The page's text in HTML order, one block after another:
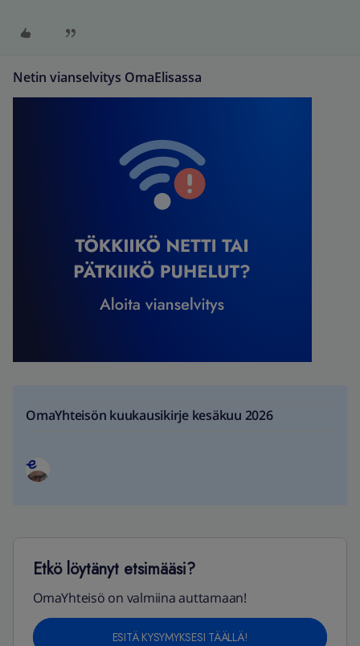
Netin vianselvitys OmaElisassa
OmaYhteisön kuukausikirje kesäkuu 2026
Etkö löytänyt etsimääsi?
OmaYhteisö on valmiina auttamaan!
ESITÄ KYSYMYKSESI TÄÄLLÄ!